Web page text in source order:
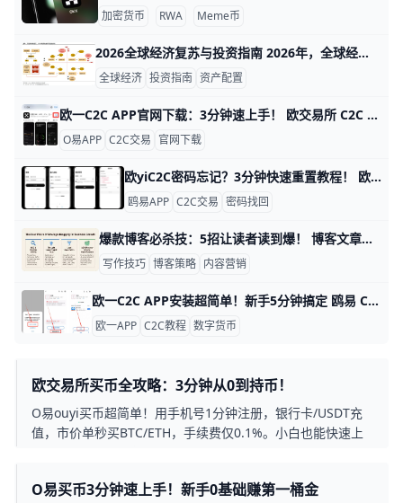
加密货币 RWA Meme币
2026全球经济复苏与投资指南 2026年，全球经济正处在一个“弱复苏 + 高波动”的路口。国际货币基金组织（IMF）预测，2026年全球经济增长率约为2.6%左右，低于疫情前3%以上的常态水平；摩根大通等机构也把全球增长预期放在3%附近，都指向一个“缓慢但不顺畅”的修复过程。 这意味着投资者很难再指望“所有市场一起上涨”，而是需要更精细地挑选地区、行业和资产类型。
全球经济 投资指南 资产配置
欧一C2C APP官网下载：3分钟速上手！ 欧交易所 C2C APP 官网下载指南 鸥易（ouyi）是全球知名的数字货币交易平台，它的 C2C 功能让用户能轻松用人民币买比特币或以太坊。比如，你可以用银行卡直接从认证商家买币，交易只需几分钟，手续费通常在 0.1% 以下，比传统交易所更方便。ddzfj+1
O易APP C2C交易 官网下载
欧yiC2C密码忘记？3分钟快速重置教程！ 欧e C2C APP 密码忘记重置方法详解 忘记欧交易所（欧yi）C2C APP的登录密码很常见，比如很多人忙碌时输错密码锁定了账户。别担心，欧一APP提供简单的一键重置功能，整个过程只需3-5分钟。​
鸥易APP C2C交易 密码找回
爆款博客必杀技：5招让读者读到爆！ 博客文章内容策划：打造吸引读者的写作策略 在数字时代，一篇好博客能吸引80%的读者读完全文，而普通文章只有20%的完成率。 比如BuzzFeed用列表式标题，点击率提升35%。 这篇文章分享简单策略，帮助你从选题到发布，轻松写出读者爱看的爆款内容。ahrefs+1
写作技巧 博客策略 内容营销
欧一C2C APP安装超简单！新手5分钟搞定 鸥易 C2C APP 安装步骤详解 欧义（ouyi）C2C APP 是很多人用来买卖数字货币的工具。它支持直接和商家交易人民币换比特币或USDT，简单又快。新手用它，第一步就是正确安装。下面我们一步步来，跟着做准没错。
欧一APP C2C教程 数字货币
欧交易所买币全攻略：3分钟从0到持币！
O易ouyi买币超简单！用手机号1分钟注册，银行卡/USDT充
值，市价单秒买BTC/ETH，手续费仅0.1%。小白也能快速上
O易买币3分钟速上手！新手0基础赚第一桶金